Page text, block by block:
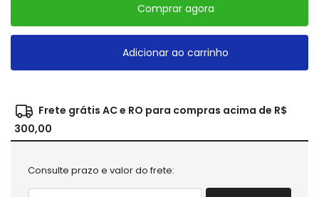
Comprar agora
Adicionar ao carrinho
Frete grátis AC e RO para compras acima de R$
300,00
Consulte prazo e valor do frete: